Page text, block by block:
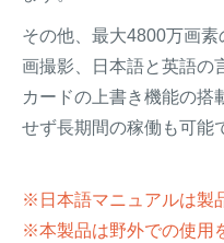
その他、最大4800万画
画撮影、日本語と英語の
カードの上書き機能の搭
せず長期間の稼働も可能
※日本語マニュアルは製
※本製品は野外での使用